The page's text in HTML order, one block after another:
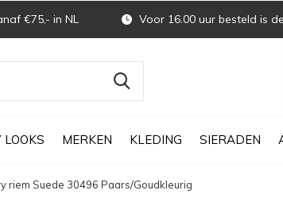
LOOKS MERKEN KLEDING SIERADEN
€75,- in NL Voor 16.00 uur besteld is
riem Suede 30496 Paars/Goudkleurig